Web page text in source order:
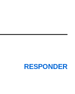
RESPONDER